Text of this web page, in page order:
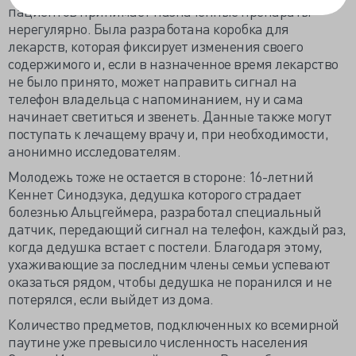
пациентов принимает назначенные препараты
нерегулярно. Была разработана коробка для
лекарств, которая фиксирует изменения своего
содержимого и, если в назначенное время лекарство
не было принято, может направить сигнал на
телефон владельца с напоминанием, ну и сама
начинает светиться и звенеть. Данные также могут
поступать к лечащему врачу и, при необходимости,
анонимно исследователям.
Молодежь тоже не остается в стороне: 16-летний
Кеннет Синодзука, дедушка которого страдает
болезнью Альцгеймера, разработал специальный
датчик, передающий сигнал на телефон, каждый раз,
когда дедушка встает с постели. Благодаря этому,
ухаживающие за последним члены семьи успевают
оказаться рядом, чтобы дедушка не поранился и не
потерялся, если выйдет из дома.
Количество предметов, подключенных ко всемирной
паутине уже превысило численность населения